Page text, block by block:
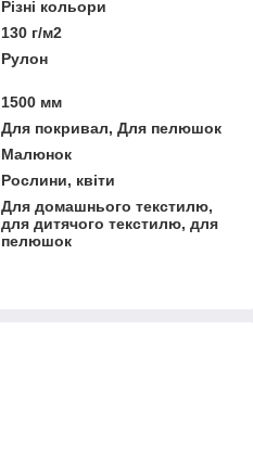
Різні кольори
130 г/м2
Рулон
1500 мм
Для покривал, Для пелюшок
Малюнок
Рослини, квіти
Для домашнього текстилю,
для дитячого текстилю, для
пелюшок